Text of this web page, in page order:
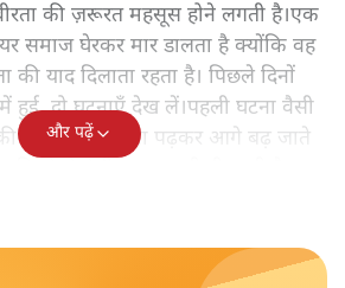
की ज़रूरत महसूस होने लगती है।एक
समाज घेरकर मार डालता है क्योंकि वह
याद दिलाता रहता है। पिछले दिनों
हुई दो घटनाएँ देख लें।पहली घटना वैसी
खबर हम रोज़ाना पढ़कर आगे बढ़ जाते
हिस्से से ऐसी खबर आती ही रहती है।
और पढ़ें